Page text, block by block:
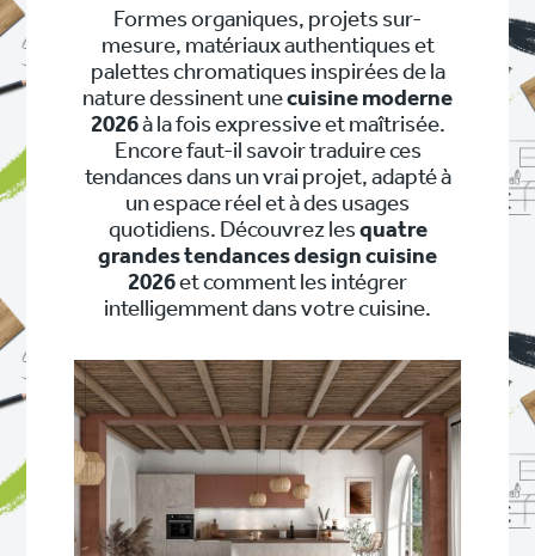
Formes organiques, projets sur-
mesure, matériaux authentiques et
palettes chromatiques inspirées de la
nature dessinent unecuisine moderne
2026à la fois expressive et maîtrisée.
Encore faut-il savoir traduire ces
tendances dans un vrai projet, adapté à
un espace réel et à des usages
quotidiens. Découvrez lesquatre
grandes tendances design cuisine
2026et comment les intégrer
intelligemment dans votre cuisine.